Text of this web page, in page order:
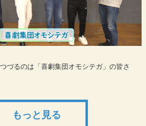
づるのは「喜劇集団オモシテガ」の皆さ
もっと見る